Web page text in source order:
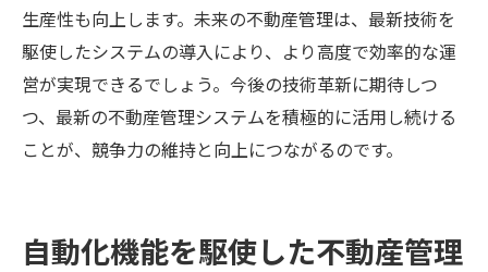
生産性も向上します。未来の不動産管理は、最新技術を
駆使したシステムの導入により、より高度で効率的な運
営が実現できるでしょう。今後の技術革新に期待しつ
つ、最新の不動産管理システムを積極的に活用し続ける
ことが、競争力の維持と向上につながるのです。
自動化機能を駆使した不動産管理